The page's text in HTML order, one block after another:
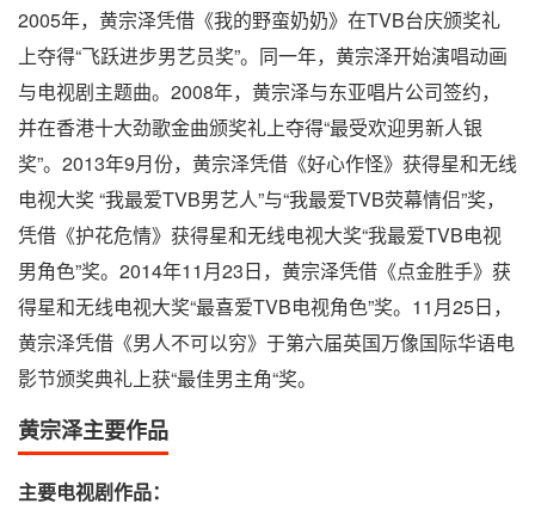
2005年，黄宗泽凭借《我的野蛮奶奶》在TVB台庆颁奖礼
上夺得“飞跃进步男艺员奖”。同一年，黄宗泽开始演唱动画
与电视剧主题曲。2008年，黄宗泽与东亚唱片公司签约，
并在香港十大劲歌金曲颁奖礼上夺得“最受欢迎男新人银
奖”。2013年9月份，黄宗泽凭借《好心作怪》获得星和无线
电视大奖 “我最爱TVB男艺人”与“我最爱TVB荧幕情侣”奖，
凭借《护花危情》获得星和无线电视大奖“我最爱TVB电视
男角色”奖。2014年11月23日，黄宗泽凭借《点金胜手》获
得星和无线电视大奖“最喜爱TVB电视角色”奖。11月25日，
黄宗泽凭借《男人不可以穷》于第六届英国万像国际华语电
影节颁奖典礼上获“最佳男主角“奖。
黄宗泽主要作品
主要电视剧作品：